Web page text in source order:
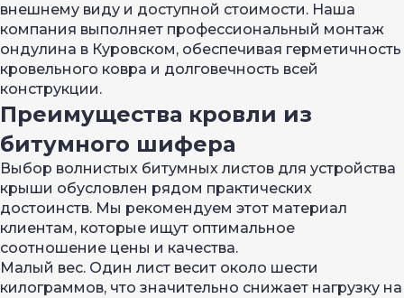
внешнему виду и доступной стоимости. Наша
компания выполняет профессиональный монтаж
ондулина в Куровском, обеспечивая герметичность
кровельного ковра и долговечность всей
конструкции.
Преимущества кровли из
битумного шифера
Выбор волнистых битумных листов для устройства
крыши обусловлен рядом практических
достоинств. Мы рекомендуем этот материал
клиентам, которые ищут оптимальное
соотношение цены и качества.
Малый вес. Один лист весит около шести
килограммов, что значительно снижает нагрузку на